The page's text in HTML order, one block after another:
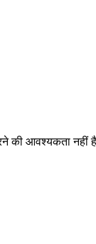
की आवश्यकता नहीं